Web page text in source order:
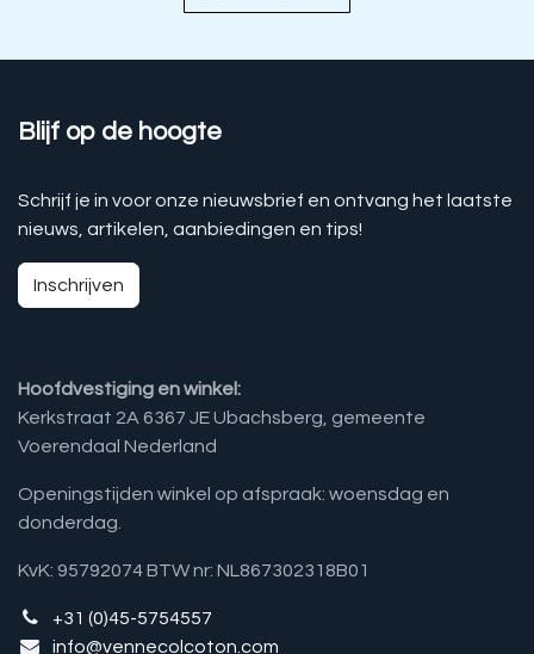
Blijf op de hoogte
Schrijf je in voor onze nieuwsbrief en ontvang het laatste
nieuws, artikelen, aanbiedingen en tips!
Inschrijven
Hoofdvestiging en winkel:
Kerkstraat 2A 6367 JE Ubachsberg, gemeente
Voerendaal Nederland
Openingstijden winkel op afspraak: woensdag en
donderdag.
KvK: 95792074 BTW nr: NL867302318B01
+31 (0)45-5754557
info@vennecolcoton.com